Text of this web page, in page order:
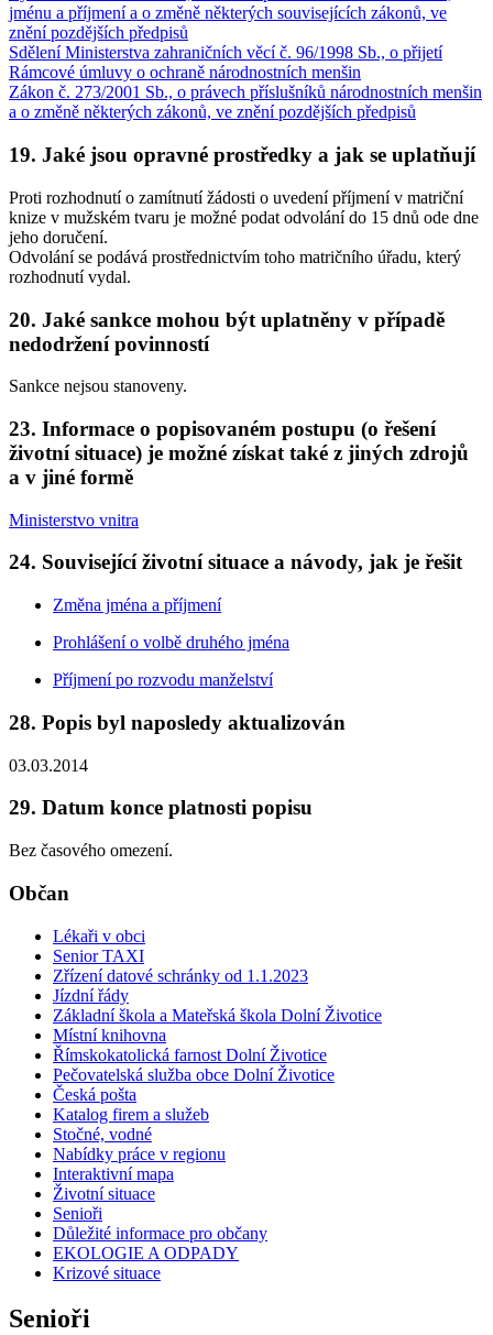
jménu a příjmení a o změně některých souvisejících zákonů, ve
znění pozdějších předpisů
Sdělení Ministerstva zahraničních věcí č. 96/1998 Sb., o přijetí
Rámcové úmluvy o ochraně národnostních menšin
Zákon č. 273/2001 Sb., o právech příslušníků národnostních menšin
a o změně některých zákonů, ve znění pozdějších předpisů
19. Jaké jsou opravné prostředky a jak se uplatňují
Proti rozhodnutí o zamítnutí žádosti o uvedení příjmení v matriční
knize v mužském tvaru je možné podat odvolání do 15 dnů ode dne
jeho doručení.
Odvolání se podává prostřednictvím toho matričního úřadu, který
rozhodnutí vydal.
20. Jaké sankce mohou být uplatněny v případě
nedodržení povinností
Sankce nejsou stanoveny.
23. Informace o popisovaném postupu (o řešení
životní situace) je možné získat také z jiných zdrojů
a v jiné formě
Ministerstvo vnitra
24. Související životní situace a návody, jak je řešit
Změna jména a příjmení
Prohlášení o volbě druhého jména
Příjmení po rozvodu manželství
28. Popis byl naposledy aktualizován
03.03.2014
29. Datum konce platnosti popisu
Bez časového omezení.
Občan
Lékaři v obci
Senior TAXI
Zřízení datové schránky od 1.1.2023
Jízdní řády
Základní škola a Mateřská škola Dolní Životice
Místní knihovna
Římskokatolická farnost Dolní Životice
Pečovatelská služba obce Dolní Životice
Česká pošta
Katalog firem a služeb
Stočné, vodné
Nabídky práce v regionu
Interaktivní mapa
Životní situace
Senioři
Důležité informace pro občany
EKOLOGIE A ODPADY
Krizové situace
Senioři